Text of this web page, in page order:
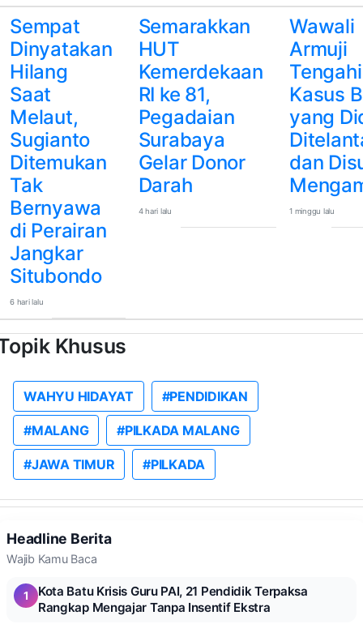
Sempat
Dinyatakan
Hilang
Saat
Melaut,
Sugianto
Ditemukan
Tak
Bernyawa
di Perairan
Jangkar
Situbondo
6 hari lalu
Semarakkan
HUT
Kemerdekaan
RI ke 81,
Pegadaian
Surabaya
Gelar Donor
Darah
4 hari lalu
Wawali
Armuji
Tengahi
Kasus
yang
dan
1 minggu lalu
Khusus
WAHYU HIDAYAT #PENDIDIKAN
#MALANG #PILKADA MALANG
#JAWA TIMUR #PILKADA
Headline Berita
Wajib Kamu Baca
1
Kota Batu Krisis Guru PAI, 21 Pendidik Terpaksa
Rangkap Mengajar Tanpa Insentif Ekstra